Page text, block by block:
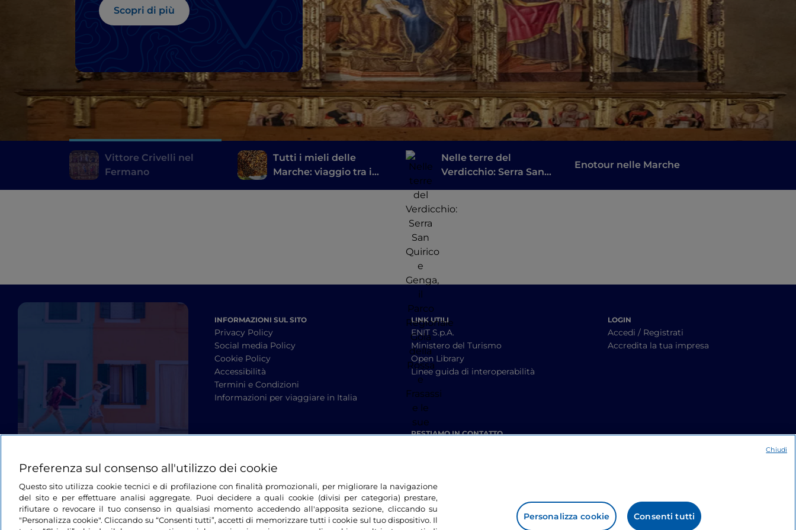
Scopri di più
Vittore Crivelli nel
Fermano
Tutti i mieli delle
Marche: viaggio tra i
Nelle terre del
Verdicchio: Serra San
della Rossa e Frasassi e
Enotour nelle Marche
INFORMAZIONI SUL SITO
Privacy Policy
Social media Policy
Cookie Policy
Accessibilità
Termini e Condizioni
Informazioni per viaggiare in Italia
LINK UTILI
ENIT S.p.A.
Ministero del Turismo
Open Library
Linee guida di interoperabilità
RESTIAMO IN CONTATTO
LOGIN
Accedi / Registrati
Accredita la tua impresa
Preferenza sul consenso all'utilizzo dei cookie
Questo sito utilizza cookie tecnici e di profilazione con finalità promozionali, per migliorare la navigazione
del sito e per effettuare analisi aggregate. Puoi decidere a quali cookie (divisi per categoria) prestare,
rifiutare o revocare il tuo consenso in qualsiasi momento accedendo all'apposita sezione, cliccando su
"Personalizza cookie". Cliccando su “Consenti tutti”, accetti di memorizzare tutti i cookie sul tuo dispositivo. Il
Personalizza cookie Consenti tutti
Chiudi